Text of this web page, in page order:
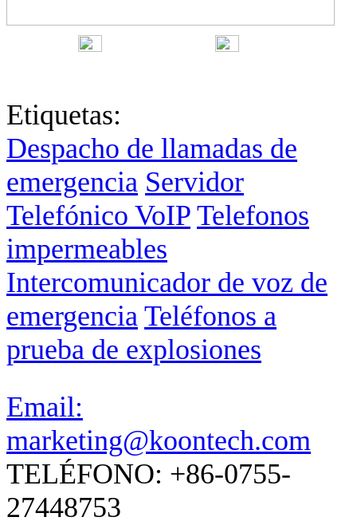
Etiquetas:
Despacho de llamadas de
emergencia Servidor
Telefónico VoIP Telefonos
impermeables
Intercomunicador de voz de
emergencia Teléfonos a
prueba de explosiones
Email:
marketing@koontech.com
TELÉFONO: +86-0755-
27448753